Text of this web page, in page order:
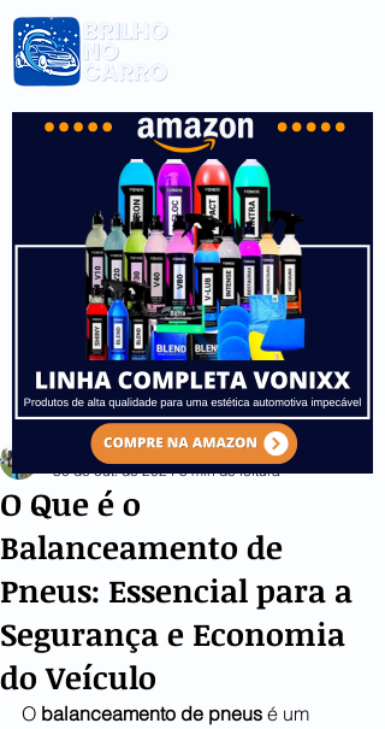
O Que é o
Balanceamento de
Pneus: Essencial para a
Segurança e Economia
do Veículo
caiomoraes77
30 de out. de 2024 5 min de leitura
O balanceamento de pneus é um